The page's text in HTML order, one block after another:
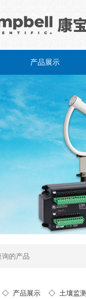
产品展示
◇ 产品展示 ◇ 土壤监测